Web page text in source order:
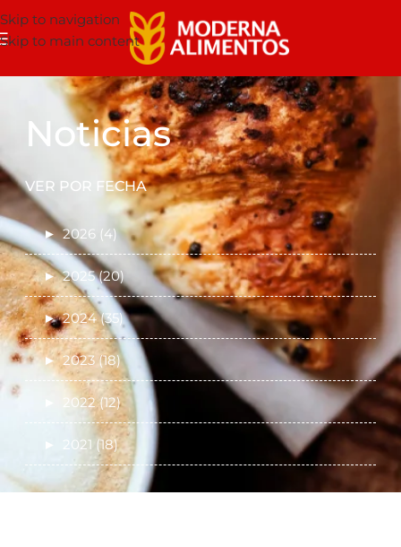
Skip to navigation
Skip to main content
Noticias
VER POR FECHA
► 2026 (4)
► 2025 (20)
► 2024 (35)
► 2023 (18)
2022 (12)
► 2021 (18)